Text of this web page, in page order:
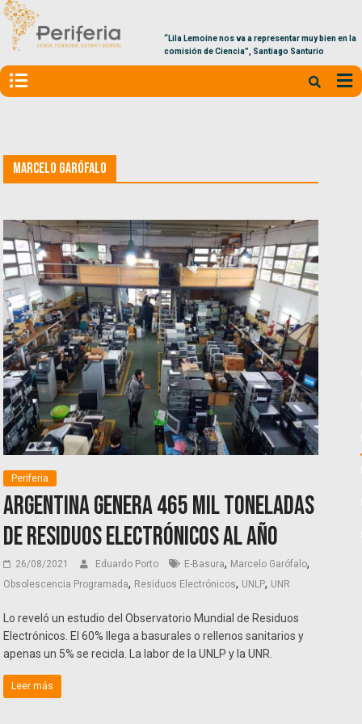
“Lila Lemoine nos va a representar muy bien en la
comisión de Ciencia”, Santiago Santurio
Marcelo Garófalo
Periferia
Argentina genera 465 mil toneladas
de residuos electrónicos al año
26/08/2021 Eduardo Porto E-Basura, Marcelo Garófalo,
Obsolescencia Programada, Residuos Electrónicos, UNLP, UNR
Lo reveló un estudio del Observatorio Mundial de Residuos
Electrónicos. El 60% llega a basurales o rellenos sanitarios y
apenas un 5% se recicla. La labor de la UNLP y la UNR.
Leer más